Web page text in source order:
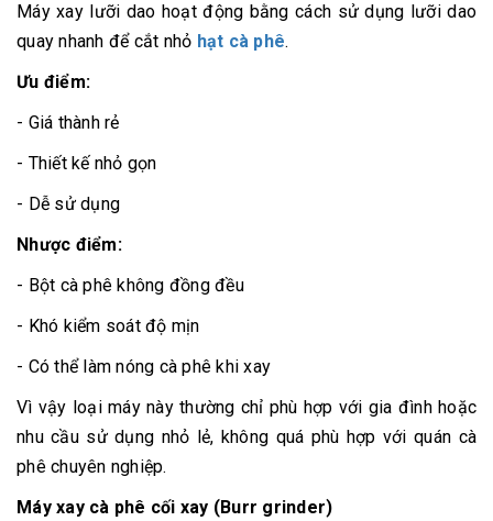
Máy xay lưỡi dao hoạt động bằng cách sử dụng lưỡi dao
quay nhanh để cắt nhỏ hạt cà phê.
Ưu điểm:
- Giá thành rẻ
- Thiết kế nhỏ gọn
- Dễ sử dụng
Nhược điểm:
- Bột cà phê không đồng đều
- Khó kiểm soát độ mịn
- Có thể làm nóng cà phê khi xay
Vì vậy loại máy này thường chỉ phù hợp với gia đình hoặc
nhu cầu sử dụng nhỏ lẻ, không quá phù hợp với quán cà
phê chuyên nghiệp.
Máy xay cà phê cối xay (Burr grinder)